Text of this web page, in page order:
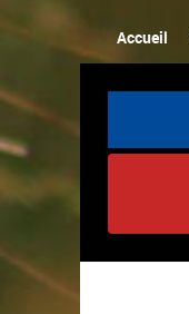
Accueil